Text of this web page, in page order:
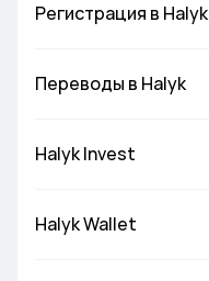
Регистрация в Halyk
Переводы в Halyk
Halyk Invest
Halyk Wallet